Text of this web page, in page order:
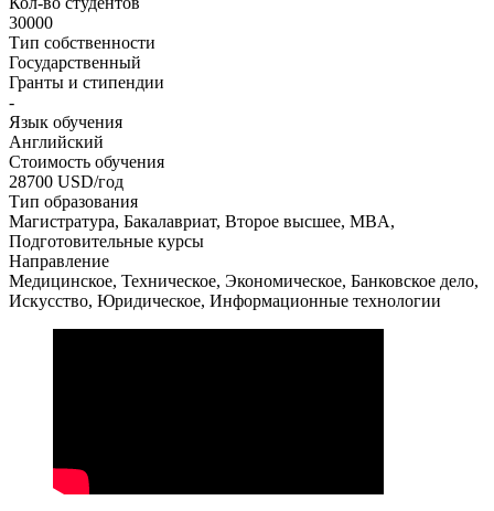
30000
Тип собственности
Государственный
Гранты и стипендии
-
Язык обучения
Английский
Стоимость обучения
28700 USD/год
Тип образования
Магистратура, Бакалавриат, Второе высшее, MBA,
Подготовительные курсы
Направление
Медицинское, Техническое, Экономическое, Банковское дело,
Искусство, Юридическое, Информационные технологии